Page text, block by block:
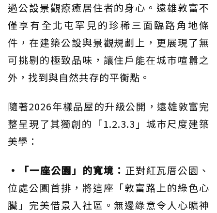
過公設景觀療癒居住者的身心。遠雄敦富不
僅享有全北屯罕見的珍稀三面臨路角地條
件，在建築公設與景觀規劃上，更展現了無
可挑剔的極致品味，讓住戶能在城市喧囂之
外，找到與自然共存的平衡點。
隨著2026年樣品屋的升級公開，遠雄敦富完
整呈現了其獨創的「1.2.3.3」城市尺度建築
美學：
•「一座公園」的寬境： 正對紅瓦厝公園、
位處公園首排，將這座「敦富路上的綠色心
臟」完美借景入社區。無邊綠意令人心曠神